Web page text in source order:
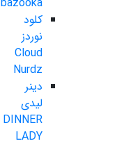
کلود
نوردز
Cloud
Nurdz
دینر
لیدی
DINNER
LADY